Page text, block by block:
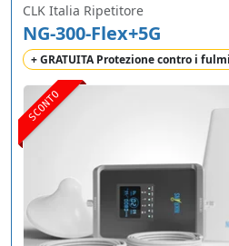
SCONTO
CLK Italia Ripetitore
NG-300-Flex+5G
+ GRATUITA Protezione contro i